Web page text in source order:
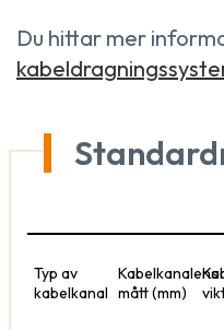
Du hittar mer
Typ av
kabelkanal
Kabelkanalens
mått (mm)